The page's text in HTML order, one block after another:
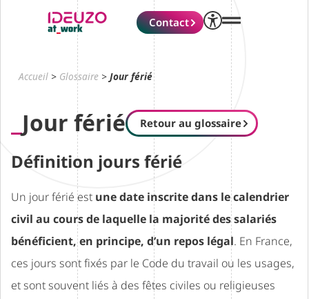
Contact
Accueil > Glossaire >Jour férié
Jour férié Retour au glossaire
Définition jours férié
Un jour férié est une date inscrite dans le calendrier
civil au cours de laquelle la majorité des salariés
bénéficient, en principe, d’un repos légal. En France,
ces jours sont fixés par le Code du travail ou les usages,
et sont souvent liés à des fêtes civiles ou religieuses